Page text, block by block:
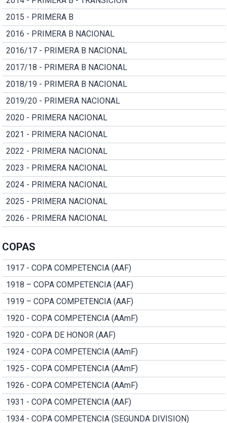
2015 - PRIMERA B
2016 - PRIMERA B NACIONAL
2016/17 - PRIMERA B NACIONAL
2017/18 - PRIMERA B NACIONAL
2018/19 - PRIMERA B NACIONAL
2019/20 - PRIMERA NACIONAL
2020 - PRIMERA NACIONAL
2021 - PRIMERA NACIONAL
2022 - PRIMERA NACIONAL
2023 - PRIMERA NACIONAL
2024 - PRIMERA NACIONAL
2025 - PRIMERA NACIONAL
2026 - PRIMERA NACIONAL
COPAS
1917 - COPA COMPETENCIA (AAF)
1918 – COPA COMPETENCIA (AAF)
1919 – COPA COMPETENCIA (AAF)
1920 - COPA COMPETENCIA (AAmF)
1920 - COPA DE HONOR (AAF)
1924 - COPA COMPETENCIA (AAmF)
1925 - COPA COMPETENCIA (AAmF)
1926 - COPA COMPETENCIA (AAmF)
1931 - COPA COMPETENCIA (AAF)
1934 - COPA COMPETENCIA (SEGUNDA DIVISION)